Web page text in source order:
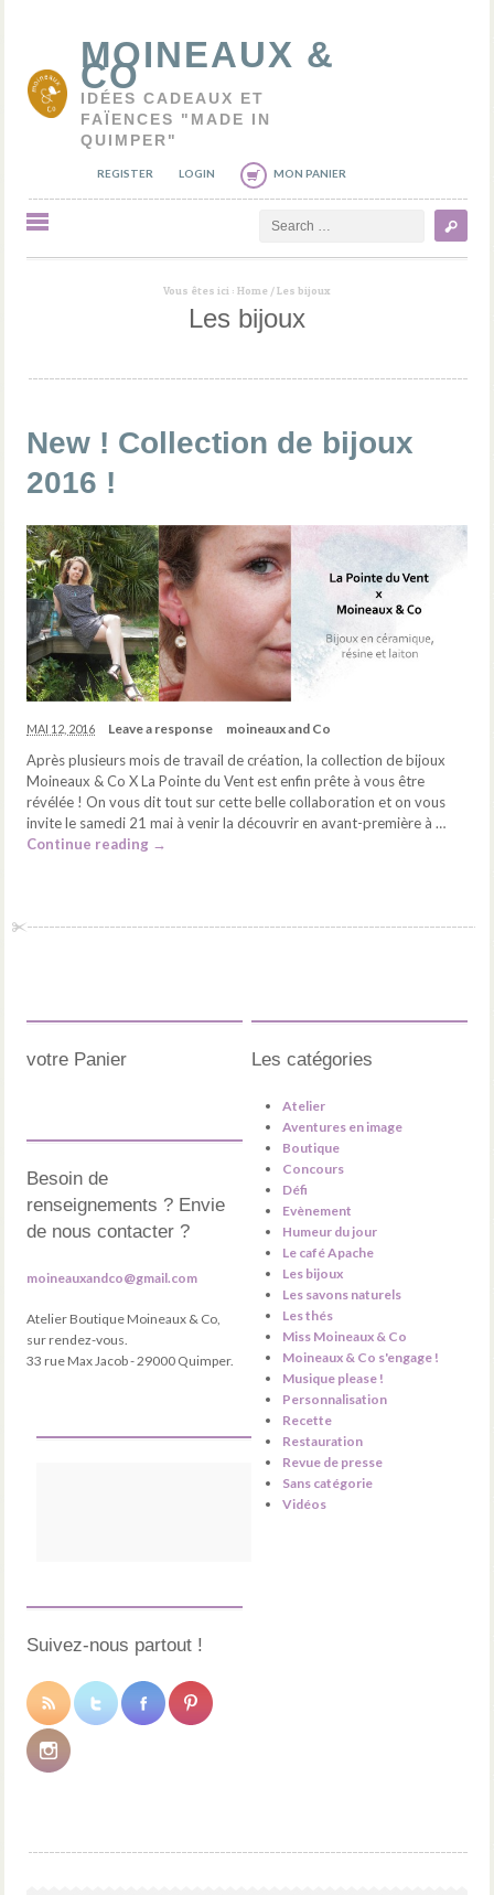
MOINEAUX &
CO
IDÉES CADEAUX ET
FAÏENCES "MADE IN
QUIMPER"
REGISTER LOGIN MON PANIER
Vous êtes ici : Home /Les bijoux
Les bijoux
New ! Collection de bijoux
2016 !
MAI 12, 2016 Leave a response moineaux and Co
Après plusieurs mois de travail de création, la collection de bijoux
Moineaux & Co X La Pointe du Vent est enfin prête à vous être
révélée ! On vous dit tout sur cette belle collaboration et on vous
invite le samedi 21 mai à venir la découvrir en avant-première à …
Continue reading →
votre Panier Les catégories
Atelier
Aventures en image
Boutique
Concours
Défi
Evènement
Humeur du jour
Le café Apache
Les bijoux
Les savons naturels
Les thés
Miss Moineaux & Co
Moineaux & Co s'engage !
Musique please !
Personnalisation
Recette
Restauration
Revue de presse
Sans catégorie
Vidéos
Besoin de
renseignements ? Envie
de nous contacter ?
moineauxandco@gmail.com
Atelier Boutique Moineaux & Co,
sur rendez-vous.
33 rue Max Jacob - 29000 Quimper.
Suivez-nous partout !